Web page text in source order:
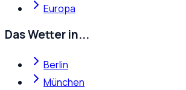
Europa
Das Wetter in...
Berlin
München